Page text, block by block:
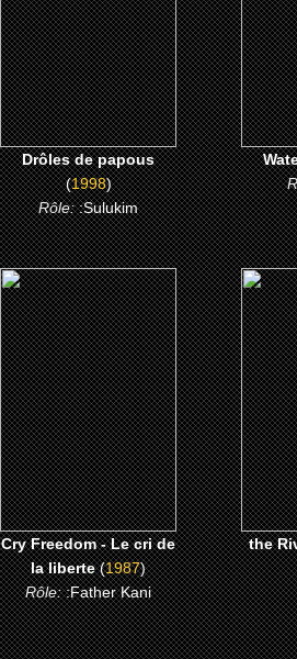
CLICK ME
Drôles de papous
(1998)
Rôle::Sulukim
(1987)
Cry Freedom - Le cri de
la liberte
CLICK ME
Cry Freedom - Le cri de
la liberte(1987)
Rôle::Father Kani
the
the